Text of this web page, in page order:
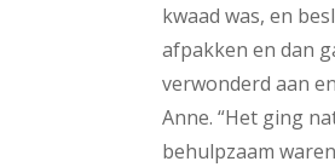
kwaad was, en
afpakken en dan
verwonderd aan
Anne. “Het ging
behulpzaam